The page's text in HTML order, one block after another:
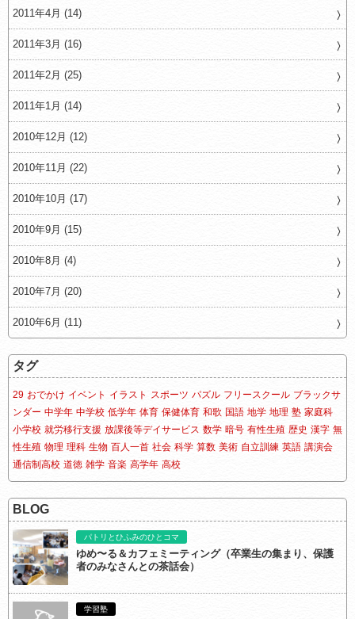
2011年4月 (14)
2011年3月 (16)
2011年2月 (25)
2011年1月 (14)
2010年12月 (12)
2010年11月 (22)
2010年10月 (17)
2010年9月 (15)
2010年8月 (4)
2010年7月 (20)
2010年6月 (11)
タグ
29 おでかけ イベント イラスト スポーツ パズル フリースクール ブラックサ
ンダー 中学年 中学校 低学年 体育 保健体育 和歌 国語 地学 地理 塾 家庭科
小学校 就労移行支援 放課後等デイサービス 数学 暗号 有性生殖 歴史 漢字 無
性生殖 物理 理科 生物 百人一首 社会 科学 算数 美術 自立訓練 英語 講演会
通信制高校 道徳 雑学 音楽 高学年 高校
BLOG
パトリとひふみのひとコマ
ゆめ〜る＆カフェミーティング（卒業生の集まり、保護
者のみなさんとの茶話会）
学習塾